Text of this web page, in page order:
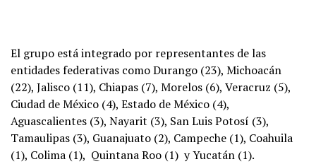
El grupo está integrado por representantes de las
entidades federativas como Durango (23), Michoacán
(22), Jalisco (11), Chiapas (7), Morelos (6), Veracruz (5),
Ciudad de México (4), Estado de México (4),
Aguascalientes (3), Nayarit (3), San Luis Potosí (3),
Tamaulipas (3), Guanajuato (2), Campeche (1), Coahuila
(1), Colima (1), Quintana Roo (1) y Yucatán (1).